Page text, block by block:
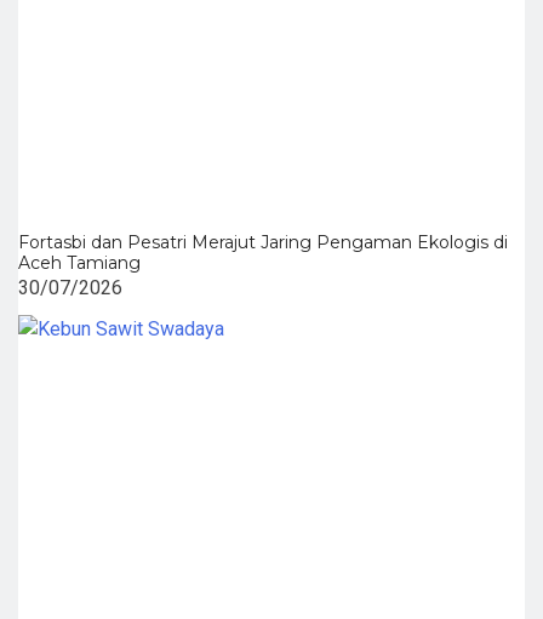
Fortasbi dan Pesatri Merajut Jaring Pengaman Ekologis di
Aceh Tamiang
30/07/2026